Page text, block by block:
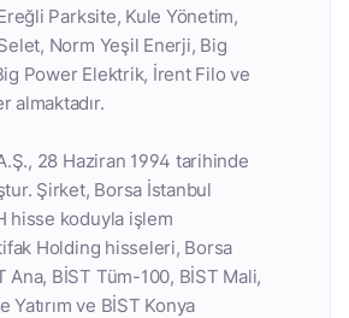
Parksite, Kule Yönetim,
Norm Yeşil Enerji, Big
Power Elektrik, İrent Filo ve
almaktadır.
28 Haziran 1994 tarihinde
Şirket, Borsa İstanbul
hisse koduyla işlem
Holding hisseleri, Borsa
Ana, BİST Tüm-100, BİST Mali,
Yatırım ve BİST Konya